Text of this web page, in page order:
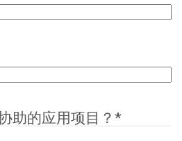
助的应用项目？ *